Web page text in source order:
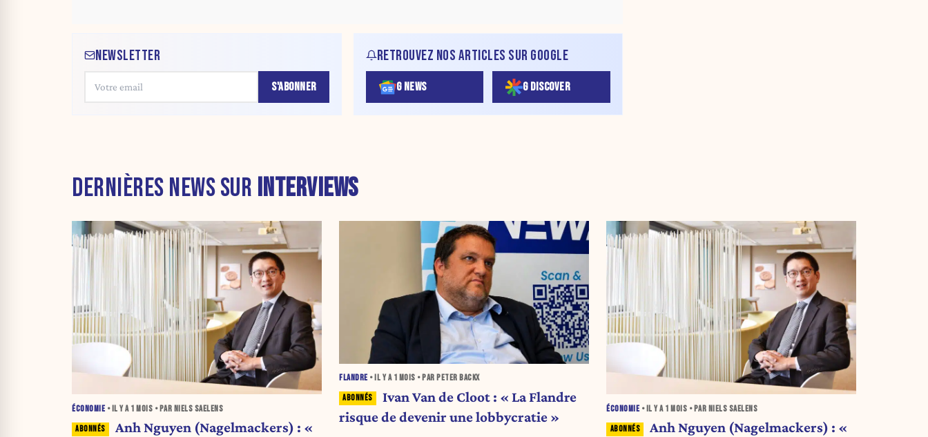
NEWSLETTER
S'ABONNER
RETROUVEZ NOS ARTICLES SUR GOOGLE
G NEWS G DISCOVER
DERNIÈRES NEWS SUR INTERVIEWS
ÉCONOMIE • IL Y A 1 MOIS • PAR NIELS SAELENS
Anh Nguyen (Nagelmackers) : «
FLANDRE • IL Y A 1 MOIS • PAR PETER BACKX
Ivan Van de Cloot : « La Flandre
risque de devenir une lobbycratie »
ÉCONOMIE • IL Y A 1 MOIS • PAR NIELS SAELENS
Anh Nguyen (Nagelmackers) : «